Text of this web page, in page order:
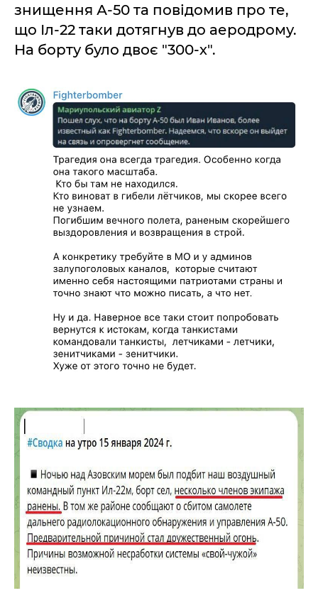
знищення А-50 та повідомив про те,
що Іл-22 таки дотягнув до аеродрому.
На борту було двоє "300-х".